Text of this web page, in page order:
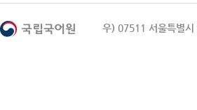
우) 07511 서울특별